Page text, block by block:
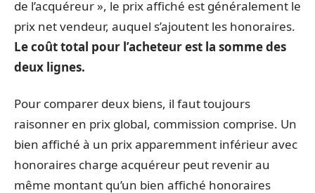
de l’acquéreur », le prix affiché est généralement le
prix net vendeur, auquel s’ajoutent les honoraires.
Le coût total pour l’acheteur est la somme des
deux lignes.
Pour comparer deux biens, il faut toujours
raisonner en prix global, commission comprise. Un
bien affiché à un prix apparemment inférieur avec
honoraires charge acquéreur peut revenir au
même montant qu’un bien affiché honoraires